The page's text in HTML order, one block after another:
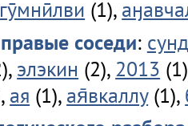
(1),
соседи:
элэкин (2), 2013
ая (1), ая̄вкаллу(1),